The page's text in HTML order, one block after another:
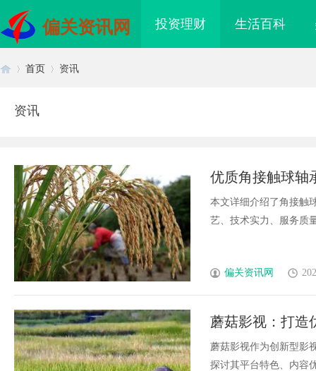
偏关资讯网 投资理财 生活百科
首页 资讯
资讯
优质角接触球轴
本文详细介绍了角接触
艺、技术实力、服务质
偏关资讯网
蘑菇影视：打造
蘑菇影视作为创新型影
探讨其平台特色、内容
配眼镜 干燥症患者口干眼燥熬多年，一
期缓过来？老中医：一张辨证方
症，身体找回津液